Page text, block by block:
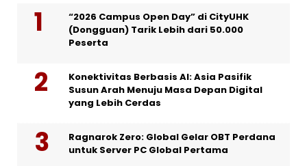
“2026 Campus Open Day” di CityUHK
(Dongguan) Tarik Lebih dari 50.000
Peserta
Konektivitas Berbasis AI: Asia Pasifik
Susun Arah Menuju Masa Depan Digital
yang Lebih Cerdas
Ragnarok Zero: Global Gelar OBT Perdana
untuk Server PC Global Pertama